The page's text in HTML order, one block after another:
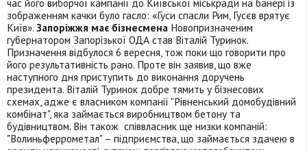
час його виборчої кампанії до Київської міськради на банері із
зображенням качки було гасло: «Гуси спасли Рим, Гусєв врятує
Київ». Запоріжжя має бізнесмена Новопризначеним
губернатором Запорізької ОДА став Віталій Туринок.
Призначення відбулося 6 вересня, тож поки що говорити про
його результативність рано. Проте він заявив, що вже
наступного дня приступить до виконання доручень
президента. Віталій Туринок добре тямить у бізнесових
схемах, адже є власником компанії "Рівненський домобудівний
комбінат", яка займається виробництвом бетону та
будівництвом. Він також співвласник ще низки компаній:
"Волиньферрометал" – підприємства, що займається здачею в